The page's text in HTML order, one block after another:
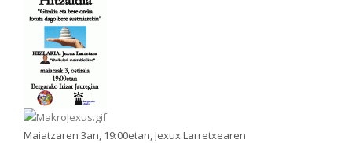
Maiatzaren 3an, 19:00etan, Jexux Larretxearen